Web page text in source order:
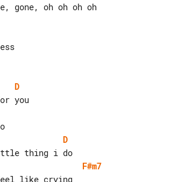
gone, oh oh oh oh
D
D
F#m7